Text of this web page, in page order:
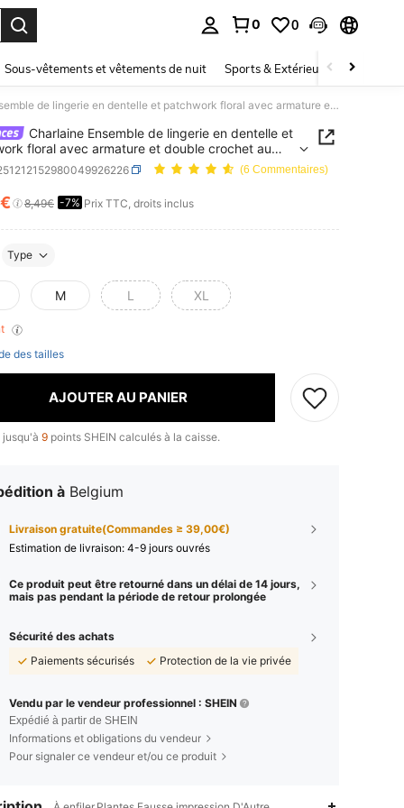
0 0
Sous-vêtements et vêtements de nuit Sports & Extérieur Enfants
Charlaine Ensemble de lingerie en dentelle et patchwork floral avec armature et double crochet au dos, vêtements intimes élégants de style français sexy pour femmes, taille petite
Charlaine Ensemble de lingerie en dentelle et
floral avec armature et double crochet au
intimes élégants de style français sexy
taille petite
(6 Commentaires)
AND AVAILABILITY
8,49€ -7% Prix TTC, droits inclus
Type
M L XL
des tailles
AJOUTER AU PANIER
jusqu'à 9 points SHEIN calculés à la caisse.
à Belgium
Livraison gratuite(Commandes ≥ 39,00€)
Estimation de livraison: 4-9 jours ouvrés
Ce produit peut être retourné dans un délai de 14 jours,
mais pas pendant la période de retour prolongée
Sécurité des achats
Paiements sécurisés
Protection de la vie privée
Vendu par le vendeur professionnel : SHEIN
Expédié à partir de SHEIN
Informations et obligations du vendeur
Pour signaler ce vendeur et/ou ce produit